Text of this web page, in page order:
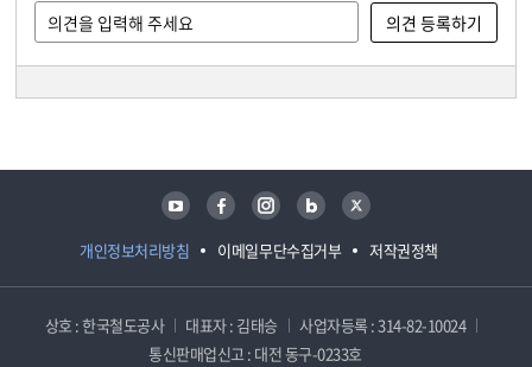
개인정보처리방침 이메일무단수집거부 저작권정책
유튜브 페이스북 인스타그램 블로그 트위터
상호 : 한국철도공사 대표자 : 김태승
사업자등록 : 314-82-10024
통신판매업신고 : 대전 동구-0233호